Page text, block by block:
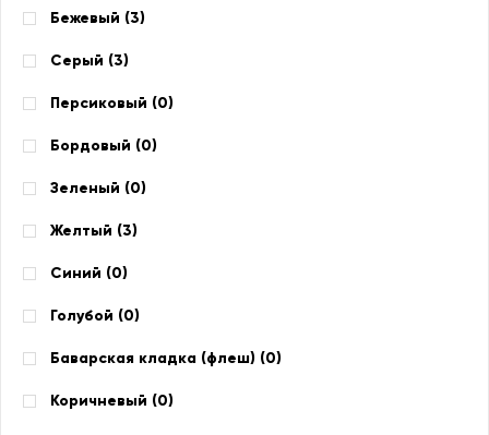
Бежевый (3)
Серый (3)
Персиковый (0)
Бордовый (0)
Зеленый (0)
Желтый (3)
Синий (0)
Голубой (0)
Баварская кладка (флеш) (0)
Коричневый (0)